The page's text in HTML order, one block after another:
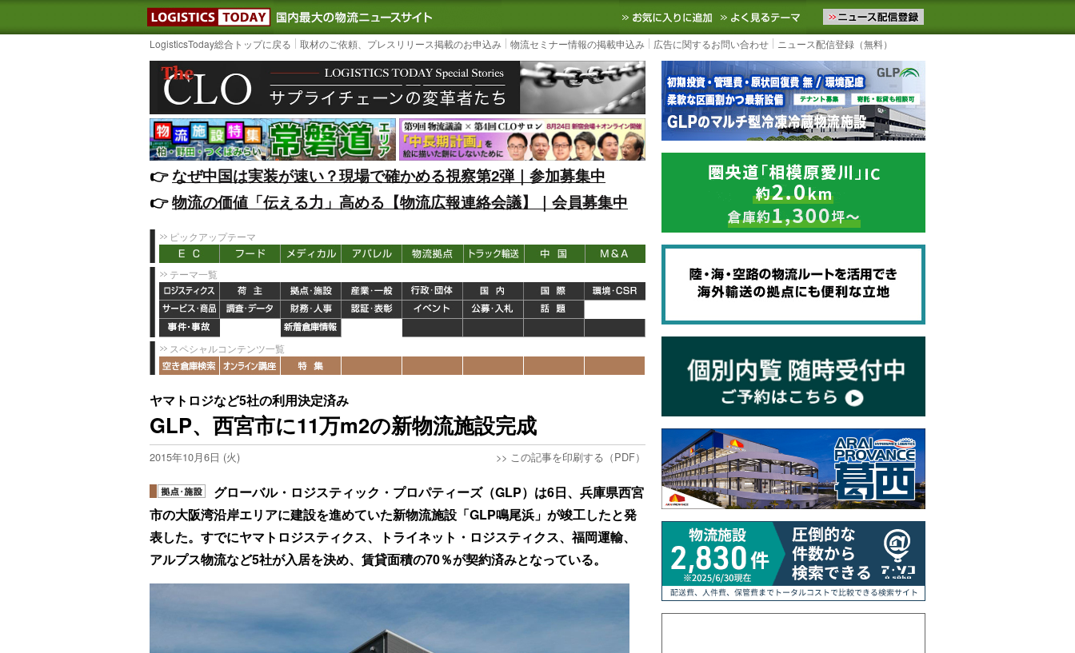
LOGISTICS TODAY｜国内最大の物流ニュースサイト3PL, SCMなど国内外の最新の物流ニュースをお届けします。物流ニュースメール配信を登録す
お気に入りに追加 よく見るテーマ
LogisticsToday総合トップに戻る 取材のご依頼、プレスリリース掲載のお申込み 物流セミナー情報の掲載申込み 広告に関するお問い合わせ ニュース配信登録（無料）
👉️なぜ中国は実装が速い？現場で確かめる視察第2弾｜参加募集中
👉️物流の価値「伝える力」高める【物流広報連絡会議】｜会員募集中
ピックアップテーマ
テーマ一覧
スペシャルコンテンツ一覧
ヤマトロジなど5社の利用決定済み
GLP、西宮市に11万m2の新物流施設完成
2015年10月6日 (火) >> この記事を印刷する（PDF）
グローバル・ロジスティック・プロパティーズ（GLP）は6日、兵庫県西宮
市の大阪湾沿岸エリアに建設を進めていた新物流施設「GLP鳴尾浜」が竣工したと発
表した。すでにヤマトロジスティクス、トライネット・ロジスティクス、福岡運輸、
アルプス物流など5社が入居を決め、賃貸面積の70％が契約済みとなっている。